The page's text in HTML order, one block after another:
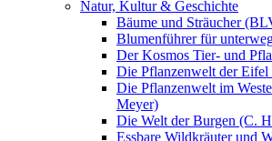
Natur, Kultur & Geschichte
Bäume und Sträucher
Blumenführer für
Der Kosmos Tier- und
Die Pflanzenwelt der
Die Pflanzenwelt im
Meyer)
Die Welt der Burgen (C.
Essbare Wildkräuter und